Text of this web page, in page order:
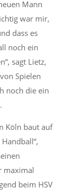
Mann
war mir,
dass es
noch ein
sagt Lietz,
Spielen
noch die ein
Köln baut auf
maximal
beim HSV